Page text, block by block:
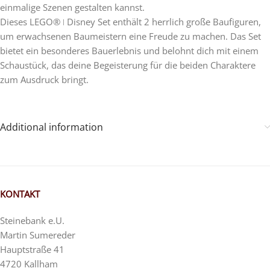
einmalige Szenen gestalten kannst.
Dieses LEGO® ǀ Disney Set enthält 2 herrlich große Baufiguren,
um erwachsenen Baumeistern eine Freude zu machen. Das Set
bietet ein besonderes Bauerlebnis und belohnt dich mit einem
Schaustück, das deine Begeisterung für die beiden Charaktere
zum Ausdruck bringt.
Additional information
KONTAKT
Steinebank e.U.
Martin Sumereder
Hauptstraße 41
4720 Kallham